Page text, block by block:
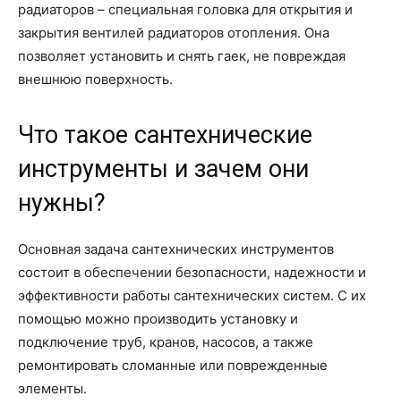
радиаторов – специальная головка для открытия и
закрытия вентилей радиаторов отопления. Она
позволяет установить и снять гаек, не повреждая
внешнюю поверхность.
Что такое сантехнические
инструменты и зачем они
нужны?
Основная задача сантехнических инструментов
состоит в обеспечении безопасности, надежности и
эффективности работы сантехнических систем. С их
помощью можно производить установку и
подключение труб, кранов, насосов, а также
ремонтировать сломанные или поврежденные
элементы.